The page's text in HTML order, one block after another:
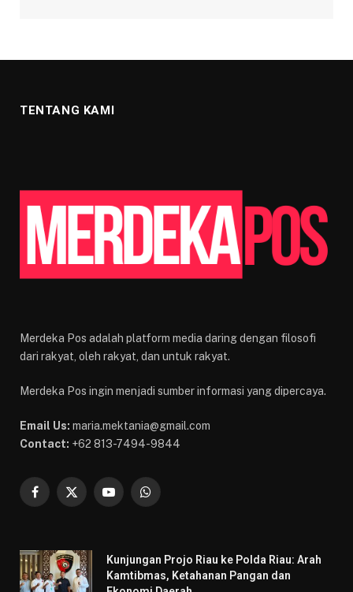
TENTANG KAMI
Merdeka Pos adalah platform media daring dengan filosofi
dari rakyat, oleh rakyat, dan untuk rakyat.
Merdeka Pos ingin menjadi sumber informasi yang dipercaya.
Email Us: maria.mektania@gmail.com
Contact: +62 813-7494-9844
Facebook
X
YouTubeWhatsApp
Kunjungan Projo Riau ke Polda Riau: Arah
Kamtibmas, Ketahanan Pangan dan